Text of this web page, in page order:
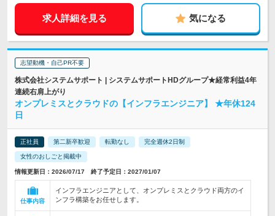
求人詳細を見る 気になる
志望動機・自己PR不要
株式会社システムサポート | システムサポートHDグループ★経常利益4年
連続右肩上がり
オンプレミスとクラウドの【インフラエンジニア】 ★年休124
日
正社員 第二新卒歓迎 転勤なし 完全週休2日制
女性のおしごと掲載中
情報更新日：2026/07/17 終了予定日：2027/01/07
仕事内容
インフラエンジニアとして、オンプレミスとクラウド両方のイ
ンフラ構築をお任せします。